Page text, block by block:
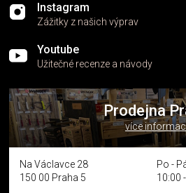
Instagram
Zážitky z našich výprav
Youtube
Užitečné recenze a návody
Prodejna
více
Na Václavce 28
150 00 Praha 5
Po -
10:00